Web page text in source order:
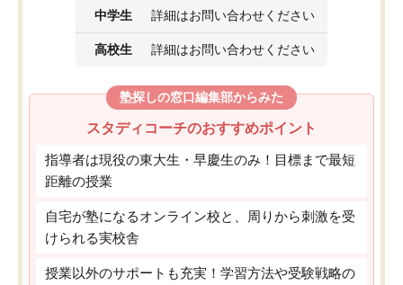
中学生 詳細はお問い合わせください
高校生 詳細はお問い合わせください
塾探しの窓口編集部からみた
スタディコーチのおすすめポイント
指導者は現役の東大生・早慶生のみ！目標まで最短
距離の授業
自宅が塾になるオンライン校と、周りから刺激を受
けられる実校舎
授業以外のサポートも充実！学習方法や受験戦略の